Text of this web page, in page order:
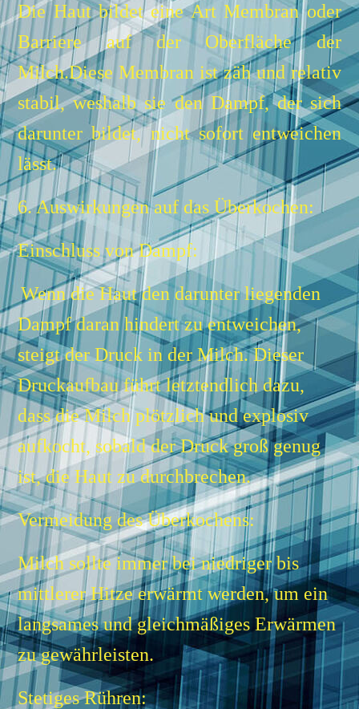
Die Haut bildet eine Art Membran oder
Barriere auf der Oberfläche der
Milch.Diese Membran ist zäh und relativ
stabil, weshalb sie den Dampf, der sich
darunter bildet, nicht sofort entweichen
lässt.
6. Auswirkungen auf das Überkochen:
Einschluss von Dampf:
Wenn die Haut den darunter liegenden
Dampf daran hindert zu entweichen,
steigt der Druck in der Milch.Dieser
Druckaufbau führt letztendlich dazu,
dass die Milch plötzlich und explosiv
aufkocht, sobald der Druck groß genug
ist, die Haut zu durchbrechen.
Vermeidung des Überkochens:
Milch sollte immer bei niedriger bis
mittlerer Hitze erwärmt werden, um ein
langsames und gleichmäßiges Erwärmen
zu gewährleisten.
Stetiges Rühren: